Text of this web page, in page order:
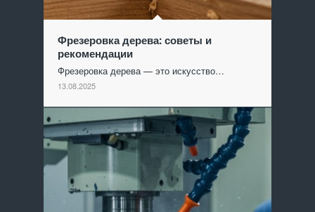
Фрезеровка дерева: советы и
рекомендации
Фрезеровка дерева — это искусство…
13.08.2025